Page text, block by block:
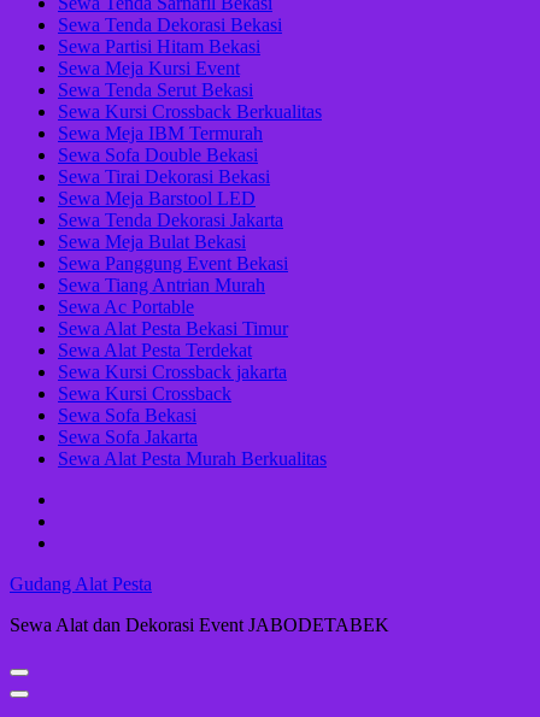
Sewa Tenda Dekorasi Bekasi
Sewa Partisi Hitam Bekasi
Sewa Meja Kursi Event
Sewa Tenda Serut Bekasi
Sewa Kursi Crossback Berkualitas
Sewa Meja IBM Termurah
Sewa Sofa Double Bekasi
Sewa Tirai Dekorasi Bekasi
Sewa Meja Barstool LED
Sewa Tenda Dekorasi Jakarta
Sewa Meja Bulat Bekasi
Sewa Panggung Event Bekasi
Sewa Tiang Antrian Murah
Sewa Ac Portable
Sewa Alat Pesta Bekasi Timur
Sewa Alat Pesta Terdekat
Sewa Kursi Crossback jakarta
Sewa Kursi Crossback
Sewa Sofa Bekasi
Sewa Sofa Jakarta
Sewa Alat Pesta Murah Berkualitas
Gudang Alat Pesta
Sewa Alat dan Dekorasi Event JABODETABEK